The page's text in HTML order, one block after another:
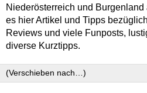
Niederösterreich und
es hier Artikel und Tipps
Reviews und viele Funposts,
diverse Kurztipps.